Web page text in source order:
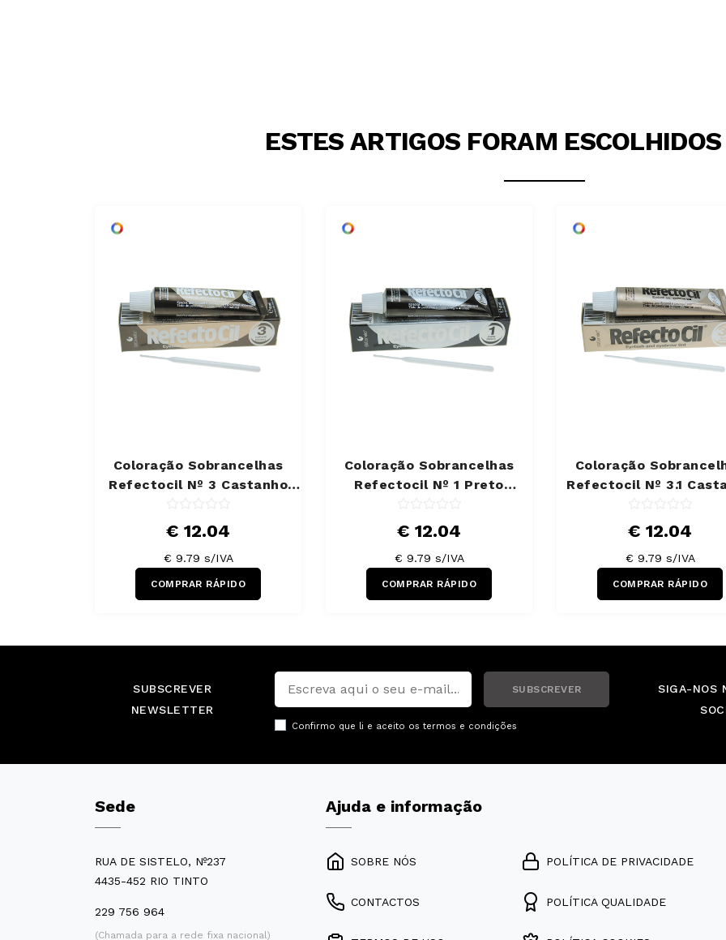
ESTES ARTIGOS FORAM
Coloração Sobrancelhas
Refectocil Nº 3 Castanho
€ 12.04
€ 9.79 s/IVA
COMPRAR RÁPIDO
Coloração Sobrancelhas
Refectocil Nº 1 Preto
€ 12.04
€ 9.79 s/IVA
COMPRAR RÁPIDO
Coloração
Refectocil Nº 3.1
€ 12.04
€ 9.79 s/IVA
COMPRAR RÁPIDO
SUBSCREVER
NEWSLETTER
SUBSCREVER
Confirmo que li e aceito os termos e condições
SIGA-NOS
Sede
RUA DE SISTELO, Nº237
4435-452 RIO TINTO
229 756 964
(Chamada para a rede fixa nacional)
Ajuda e informação
SOBRE NÓS
CONTACTOS
POLÍTICA DE PRIVACIDADE
POLÍTICA QUALIDADE